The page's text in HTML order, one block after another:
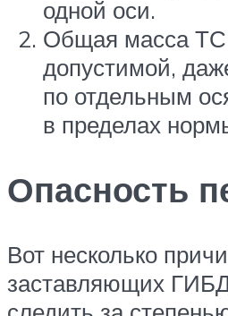
одной оси.
Общая масса
допустимой,
по отдельным
в пределах
Опасность
Вот несколько
заставляющих